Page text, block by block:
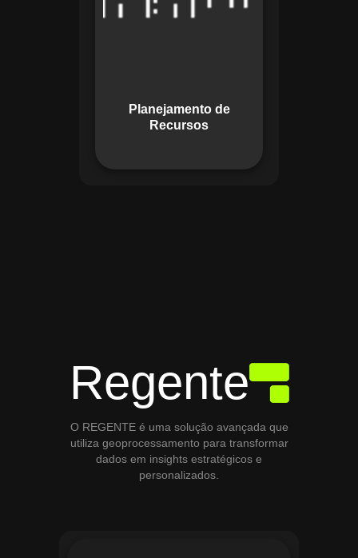
Planejamento de
Recursos
garante o uso
promovendo
Regente
O REGENTE é uma solução avançada que
utiliza geoprocessamento para transformar
dados em insights estratégicos e
personalizados.